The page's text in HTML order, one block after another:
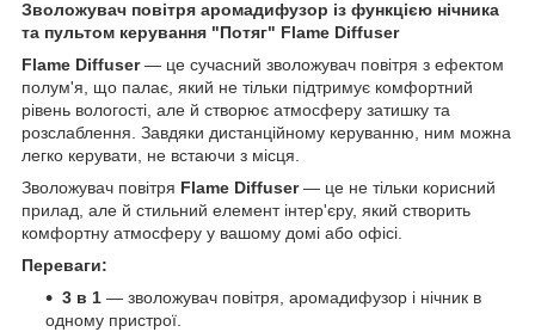
Зволожувач повітря аромадифузор із функцією нічника
та пультом керування "Потяг" Flame Diffuser
Flame Diffuser— це сучасний зволожувач повітря з ефектом
полум'я, що палає, який не тільки підтримує комфортний
рівень вологості, але й створює атмосферу затишку та
розслаблення. Завдяки дистанційному керуванню, ним можна
легко керувати, не встаючи з місця.
Зволожувач повітря Flame Diffuser— це не тільки корисний
прилад, але й стильний елемент інтер'єру, який створить
комфортну атмосферу у вашому домі або офісі.
Переваги:
3 в 1 — зволожувач повітря, аромадифузор і нічник в
одному пристрої.